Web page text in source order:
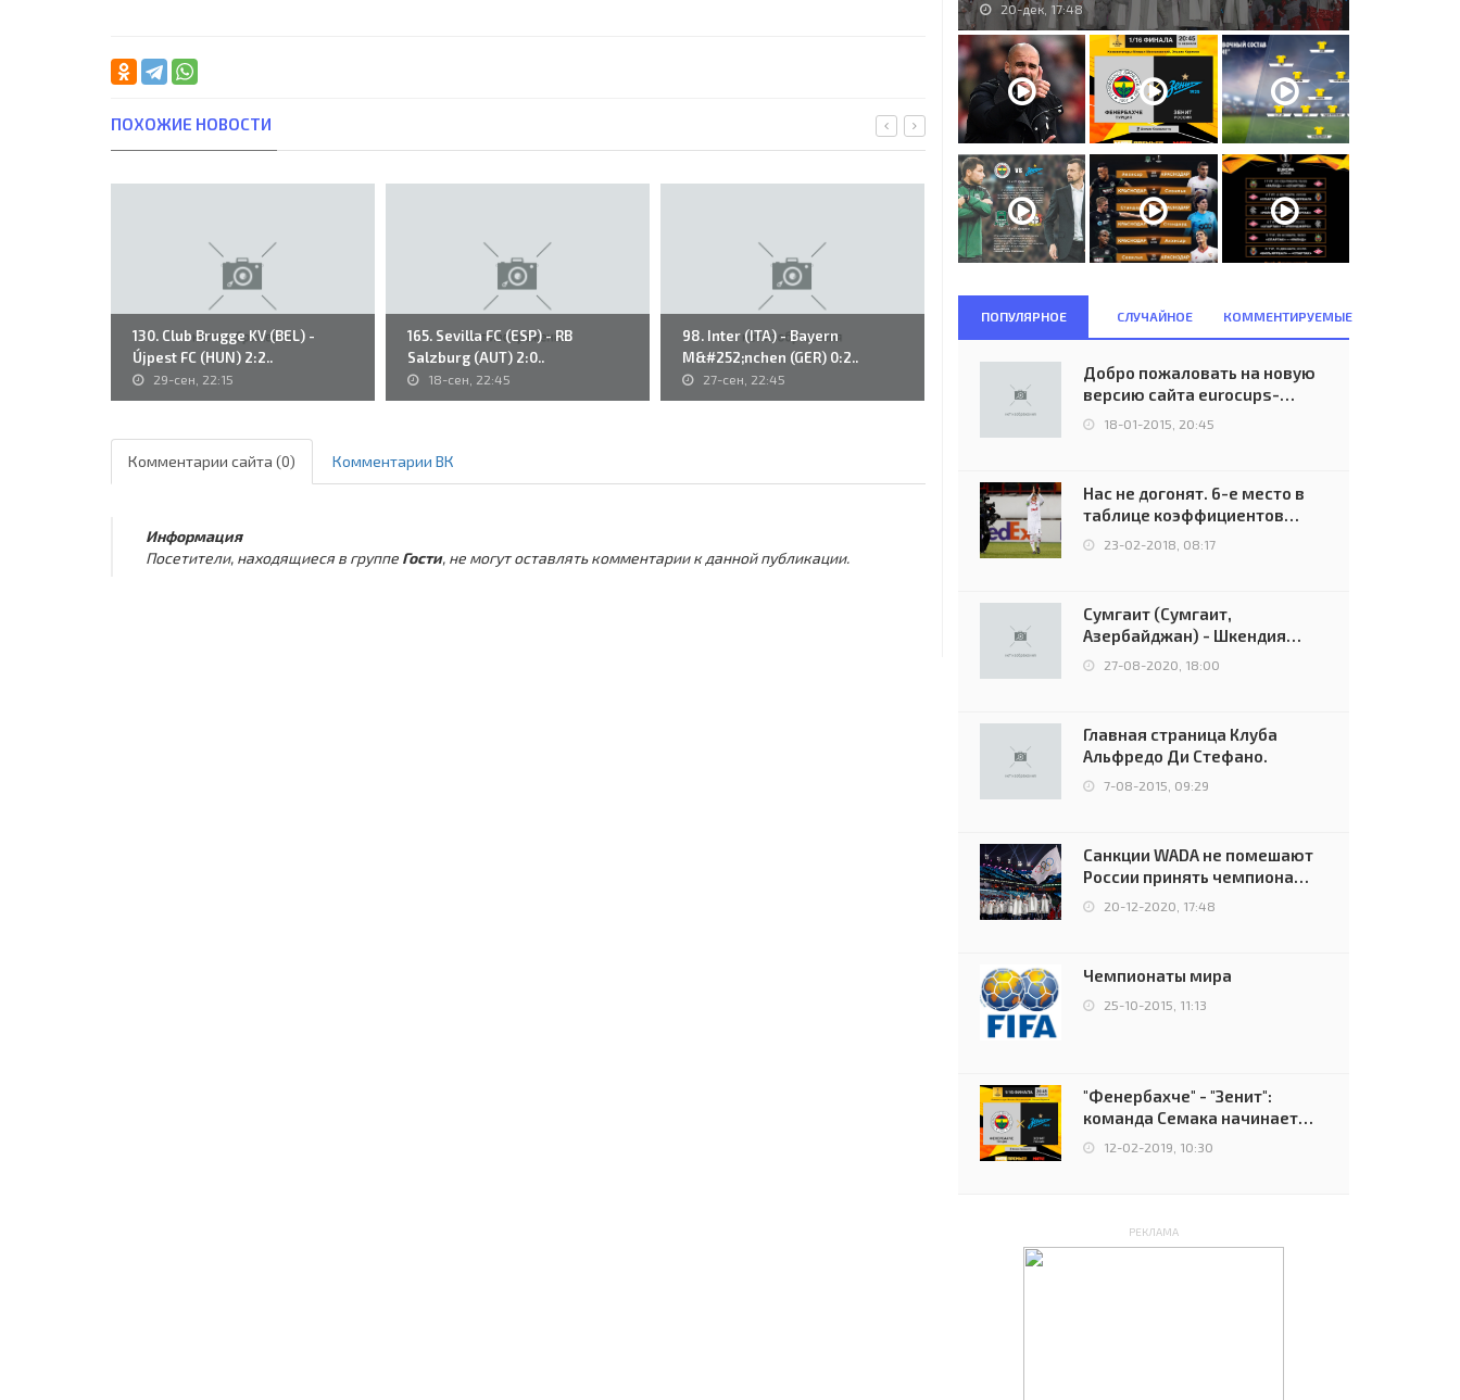
ПОХОЖИЕ НОВОСТИ
130. Club Brugge KV (BEL) -
Újpest FC (HUN) 2:2..
29-сен, 22:15
165. Sevilla FC (ESP) - RB
Salzburg (AUT) 2:0..
18-сен, 22:45
98. Inter (ITA) - Bayern
M&#252;nchen (GER) 0:2..
27-сен, 22:45
36. Bayern M&#252;nchen (GER)
B.S.G. Chemie Leipzig (DDR) -
28-сен, 13:26
Комментарии сайта (0) Комментарии ВК
Информация
Посетители, находящиеся в группе Гости, не могут оставлять комментарии к данной публикации.
20-дек, 17:48
ПОПУЛЯРНОЕ СЛУЧАЙНОЕ КОММЕНТИРУЕМЫЕ
Добро пожаловать на новую
версию сайта eurocups-
uefa.ru
18-01-2015, 20:45
Нас не догонят. 6-е место в
таблице коэффициентов
УЕФА остаётся за Россией
23-02-2018, 08:17
Сумгаит (Сумгаит,
Азербайджан) - Шкендия
(Тетово, Северная
Македония) - 0:2 (0:0)
27-08-2020, 18:00
Главная страница Клуба
Альфредо Ди Стефано.
7-08-2015, 09:29
Санкции WADA не помешают
России принять чемпионат
Европы и финал Лиги
чемпионов.
20-12-2020, 17:48
Чемпионаты мира
25-10-2015, 11:13
"Фенербахче" - "Зенит":
команда Семака начинает
путь в плей-офф Лиги
12-02-2019, 10:30
РЕКЛАМА